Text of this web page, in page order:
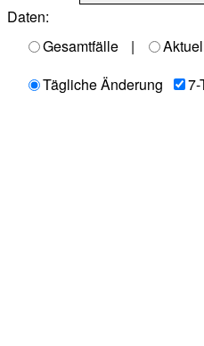
Daten:
Gesamtfälle
|
Tägliche Änderung
7-